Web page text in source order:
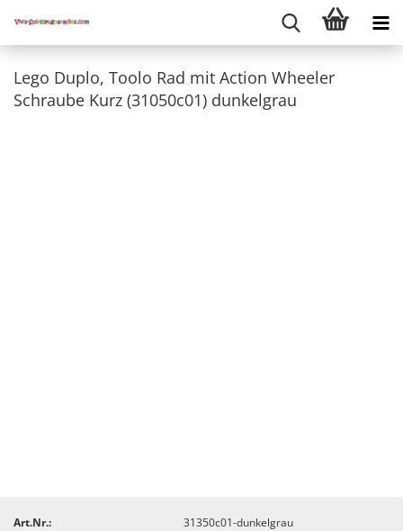
Lego Duplo, Toolo Rad mit Action Wheeler
Schraube Kurz (31050c01) dunkelgrau
Art.Nr.:
31350c01-dunkelgrau